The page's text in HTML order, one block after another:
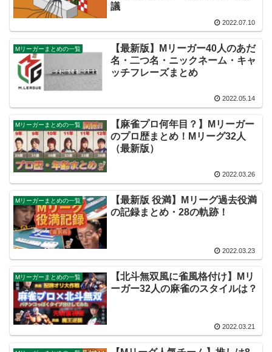
議
2022.07.10
Mリーガーまとめの一覧
【最新版】Mリーガー40人のあだ
名・二つ名・ニックネーム・キャ
ッチフレーズまとめ
2022.05.14
Mリーガーまとめの一覧
【麻雀プロ何年目？】Mリーガー
のプロ歴まとめ！Mリーグ32人
（最新版）
2022.03.26
Mリーガーまとめの一覧
【最新版 役満】Mリーグ過去役満
の記録まとめ・28の軌跡！
2022.03.23
Mリーガーまとめの一覧
【北斗無双風に雀風格付け】Mリ
ーガー32人の麻雀のスタイルは？
2022.03.21